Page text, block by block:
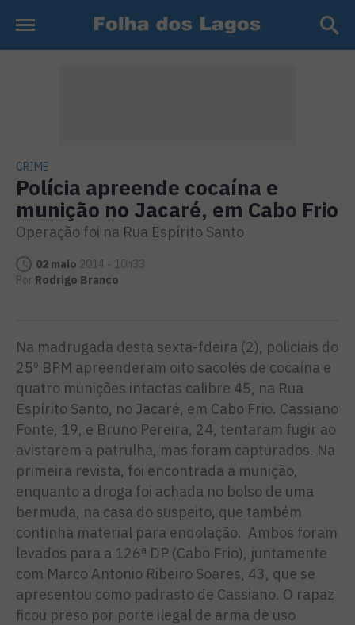
CRIME
Polícia apreende cocaína e
munição no Jacaré, em Cabo Frio
Operação foi na Rua Espírito Santo
02 maio 2014 - 10h33
Por Rodrigo Branco
Na madrugada desta sexta-fdeira (2), policiais do
25º BPM apreenderam oito sacolés de cocaína e
quatro munições intactas calibre 45, na Rua
Espírito Santo, no Jacaré, em Cabo Frio. Cassiano
Fonte, 19, e Bruno Pereira, 24, tentaram fugir ao
avistarem a patrulha, mas foram capturados. Na
primeira revista, foi encontrada a munição,
enquanto a droga foi achada no bolso de uma
bermuda, na casa do suspeito, que também
continha material para endolação. Ambos foram
levados para a 126ª DP (Cabo Frio), juntamente
com Marco Antonio Ribeiro Soares, 43, que se
apresentou como padrasto de Cassiano. O rapaz
ficou preso por porte ilegal de arma de uso